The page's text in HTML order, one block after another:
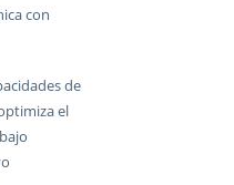
con
de
el